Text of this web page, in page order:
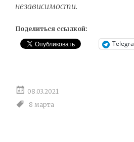
независимости.
Поделиться ссылкой:
08.03.2021
8 марта